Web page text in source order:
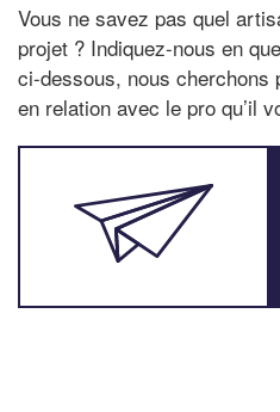
Vous ne savez pas quel
projet ? Indiquez-nous en
ci-dessous, nous cherchons
en relation avec le pro qu’il